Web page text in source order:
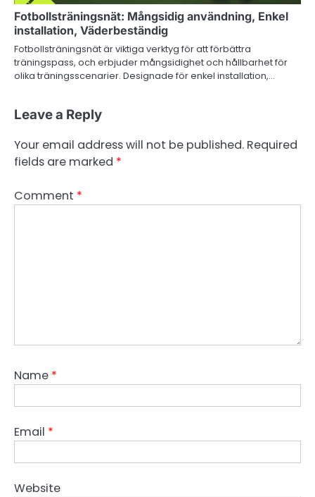
Fotbollsträningsnät: Mångsidig användning, Enkel
installation, Väderbeständig
Fotbollsträningsnät är viktiga verktyg för att förbättra
träningspass, och erbjuder mångsidighet och hållbarhet för
olika träningsscenarier. Designade för enkel installation,…
Leave a Reply
Your email address will not be published. Required
fields are marked *
Comment *
Name *
Email *
Website